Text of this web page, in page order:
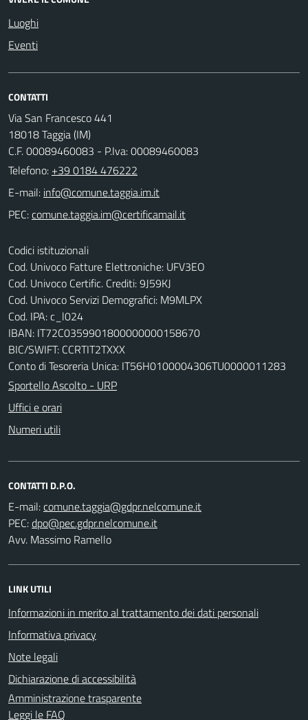
Luoghi
Eventi
CONTATTI
Via San Francesco 441
18018 Taggia (IM)
C.F. 00089460083 - P.Iva: 00089460083
Telefono: +39 0184 476222
E-mail:
PEC:
Codici istituzionali
Cod. Univoco Fatture Elettroniche: UFV3EO
Cod. Univoco Certific. Crediti: 9J59KJ
Cod. Univoco Servizi Demografici: M9MLPX
Cod. IPA: c_l024
IBAN: IT72C0359901800000000158670
BIC/SWIFT: CCRTIT2TXXX
Conto di Tesoreria Unica: IT56H0100004306TU0000011283
Sportello Ascolto - URP
Uffici e orari
Numeri utili
CONTATTI D.P.O.
E-mail:
PEC:
Avv. Massimo Ramello
LINK UTILI
Informazioni in merito al trattamento dei dati personali
Informativa privacy
Note legali
Dichiarazione di accessibilità
Amministrazione trasparente
Leggi le FAQ